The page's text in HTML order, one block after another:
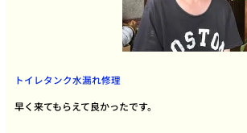
トイレタンク水漏れ修理
早く来てもらえて良かったです。